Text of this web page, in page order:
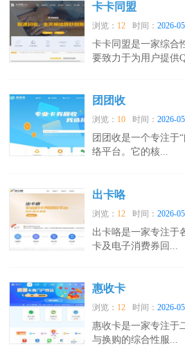
卡卡同盟
浏览： 12 时间：2026-
卡卡同盟是一家综合
要致力于为用户提供
团团收
浏览： 10 时间：2026-
团团收是一个专注于
络平台。它的核...
出卡咯
浏览： 12 时间：2026-
出卡咯是一家专注于
卡及电子消费券回...
惠收卡
浏览： 12 时间：2026-
惠收卡是一家专注于
与换购的综合性服...